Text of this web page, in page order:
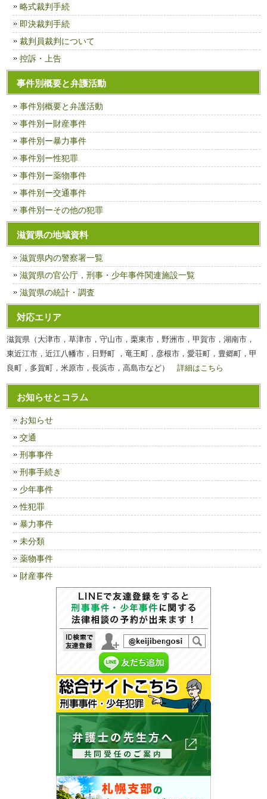
略式裁判手続
即決裁判手続
裁判員裁判について
控訴・上告
事件別概要と弁護活動
事件別概要と弁護活動
事件別ー財産事件
事件別ー暴力事件
事件別ー性犯罪
事件別ー薬物事件
事件別ー交通事件
事件別ーその他の犯罪
滋賀県の地域資料
滋賀県内の警察署一覧
滋賀県の官公庁，刑事・少年事件関連施設一覧
滋賀県の統計・調査
対応エリア
滋賀県（大津市，草津市，守山市，栗東市，野洲市，甲賀市，湖南市，
東近江市，近江八幡市，日野町 ，竜王町，彦根市，愛荘町，豊郷町，甲
良町，多賀町，米原市，長浜市，高島市など）詳細はこちら
お知らせとコラム
お知らせ
交通
刑事事件
刑事手続き
少年事件
性犯罪
暴力事件
未分類
薬物事件
財産事件